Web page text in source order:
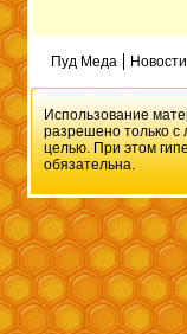
Пуд Меда Новости
Использование
разрешено только с
целью. При этом
обязательна.